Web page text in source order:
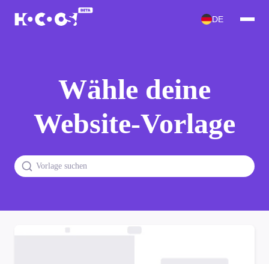
DE
Wähle deine
Website-Vorlage